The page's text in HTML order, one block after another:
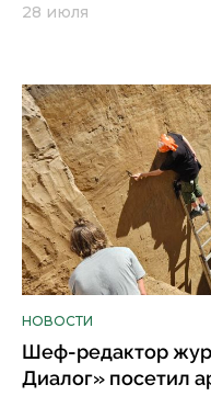
28 июля
НОВОСТИ
Шеф-редактор
Диалог» посетил